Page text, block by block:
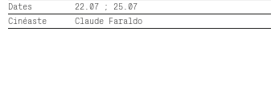
Dates
22.07 ; 25.07
Cinéaste
Claude Faraldo